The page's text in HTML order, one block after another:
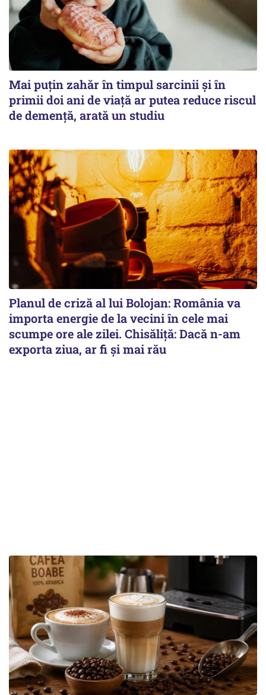
Mai puțin zahăr în timpul sarcinii și în
primii doi ani de viață ar putea reduce riscul
de demență, arată un studiu
Planul de criză al lui Bolojan: România va
importa energie de la vecini în cele mai
scumpe ore ale zilei. Chisăliță: Dacă n-am
exporta ziua, ar fi și mai rău